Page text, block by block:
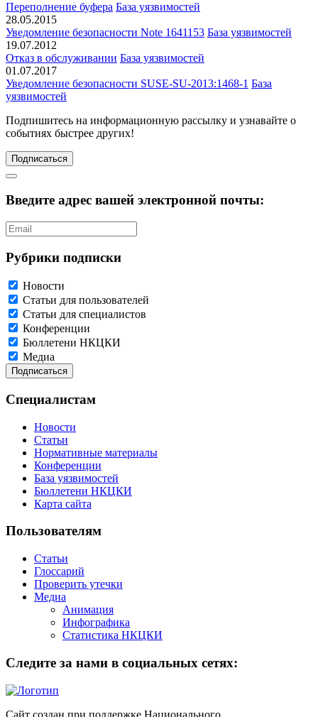
Переполнение буфера База уязвимостей
28.05.2015
Уведомление безопасности Note 1641153 База уязвимостей
19.07.2012
Отказ в обслуживании База уязвимостей
01.07.2017
Уведомление безопасности SUSE-SU-2013:1468-1 База
уязвимостей
Подпишитесь на информационную рассылку и узнавайте о
событиях быстрее других!
Подписаться
Введите адрес вашей электронной почты:
Рубрики подписки
Новости
Статьи для пользователей
Статьи для специалистов
Конференции
Бюллетени НКЦКИ
Медиа
Специалистам
Новости
Статьи
Нормативные материалы
Конференции
База уязвимостей
Бюллетени НКЦКИ
Карта сайта
Пользователям
Статьи
Глоссарий
Проверить утечки
Медиа
Анимация
Инфографика
Статистика НКЦКИ
Следите за нами в социальных сетях:
Сайт создан при поддержке Национального